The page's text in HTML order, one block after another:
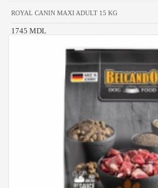
ROYAL CANIN MAXI ADULT 15 KG
1745 MDL